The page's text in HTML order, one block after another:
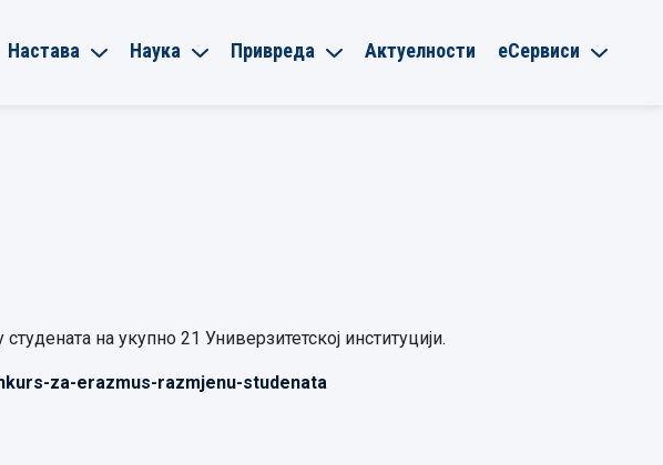
Настава Наука Привреда Актуелности еСервиси
на укупно 21 Универзитетској институцији.
za-erazmus-razmjenu-studenata